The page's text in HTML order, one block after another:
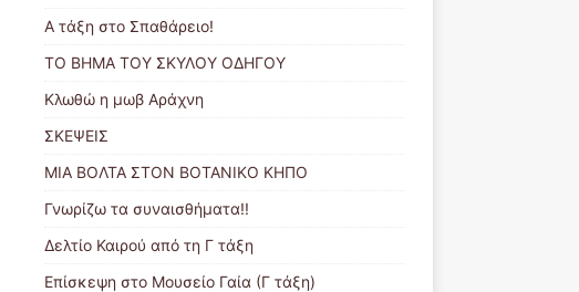
Α τάξη στο Σπαθάρειο!
ΤΟ ΒΗΜΑ ΤΟΥ ΣΚΥΛΟΥ ΟΔΗΓΟΥ
Κλωθώ η μωβ Αράχνη
ΣΚΕΨΕΙΣ
ΜΙΑ ΒΟΛΤΑ ΣΤΟΝ ΒΟΤΑΝΙΚΟ ΚΗΠΟ
Γνωρίζω τα συναισθήματα!!
Δελτίο Καιρού από τη Γ τάξη
Επίσκεψη στο Μουσείο Γαία (Γ τάξη)